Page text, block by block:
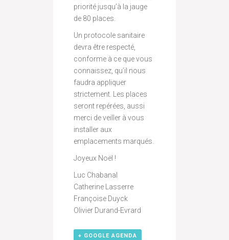
priorité jusqu’à la jauge
de 80 places.
Un protocole sanitaire
devra être respecté,
conforme à ce que vous
connaissez, qu’il nous
faudra appliquer
strictement. Les places
seront repérées, aussi
merci de veiller à vous
installer aux
emplacements marqués.
Joyeux Noël !
Luc Chabanal
Catherine Lasserre
Françoise Duyck
Olivier Durand-Evrard
+ GOOGLE AGENDA